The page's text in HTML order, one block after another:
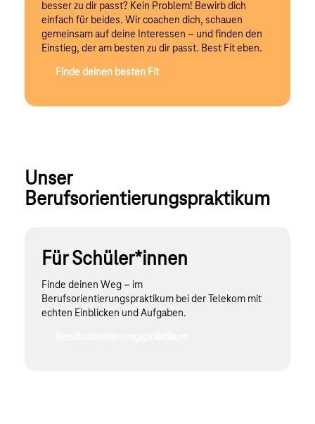
besser zu dir passt? Kein Problem! Bewirb dich
einfach für beides. Wir coachen dich, schauen
gemeinsam auf deine Interessen – und finden den
Einstieg, der am besten zu dir passt. Best Fit eben.
Finde deinen besten Fit
Unser
Berufsorientierungspraktikum
Für Schüler*innen
Finde deinen Weg – im
Berufsorientierungspraktikum bei der Telekom mit
echten Einblicken und Aufgaben.